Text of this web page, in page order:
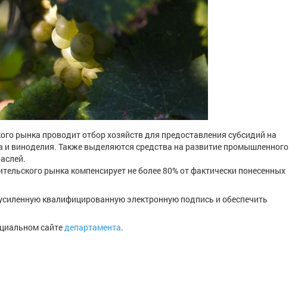
рынка проводит отбор хозяйств для предоставления субсидий на
виноделия. Также выделяются средства на развитие промышленного
рынка компенсирует не более 80% от фактически понесенных
квалифицированную электронную подпись и обеспечить
сайтедепартамента.